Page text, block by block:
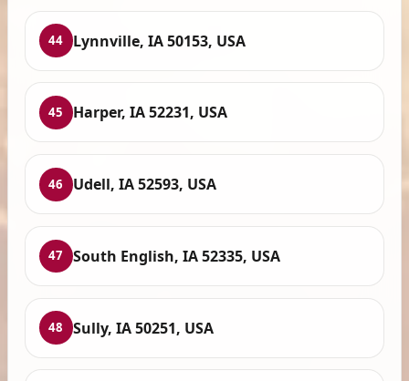
44 Lynnville, IA 50153, USA
45 Harper, IA 52231, USA
46 Udell, IA 52593, USA
47 South English, IA 52335, USA
48 Sully, IA 50251, USA